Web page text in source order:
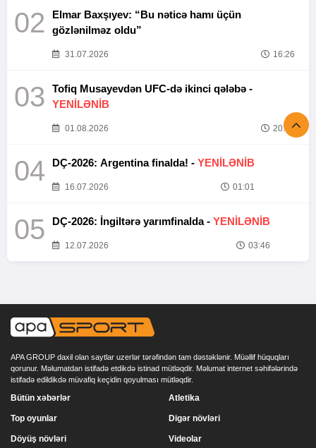
02
Elmar Baxşıyev: “Bu nəticə hamı üçün
gözlənilməz oldu”
31.07.2026 16:26
03
Tofiq Musayevdən UFC-də ikinci qələbə -
YENİLƏNİB
01.08.2026 20:52
04 DÇ-2026: Argentina finalda! - YENİLƏNİB
16.07.2026 01:01
05 DÇ-2026: İngiltərə yarımfinalda - YENİLƏNİB
12.07.2026 03:46
APA GROUP daxil olan saytlar uzerlər tərəfindən tam dəstəklənir. Müəllif hüquqları
qorunur. Məlumatdan istifadə etdikdə istinad mütləqdir. Məlumat internet səhifələrində
istifadə edildikdə müvafiq keçidin qoyulması mütləqdir.
Bütün xəbərlər
Top oyunlar
Döyüş növləri
Atletika
Digər növləri
Videolar